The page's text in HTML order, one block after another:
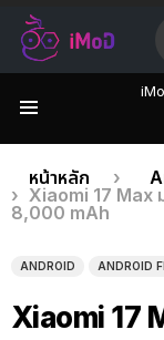
เรื่อง
ล่าสุด
คุณอยู่ที่นี่:
หน้าหลัก
Xiaomi 17 Max
8,000 mAh
ANDROID ANDROID
Xiaomi 17